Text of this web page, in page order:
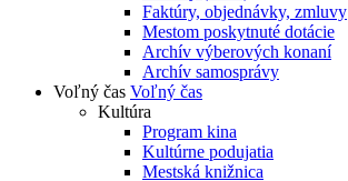
Faktúry, objednávky, zmluvy
Mestom poskytnuté dotácie
Archív výberových konaní
Archív samosprávy
Voľný čas Voľný čas
Kultúra
Program kina
Kultúrne podujatia
Mestská knižnica